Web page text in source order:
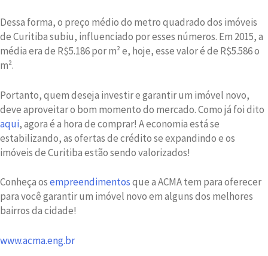
Dessa forma, o preço médio do metro quadrado dos imóveis
de Curitiba subiu, influenciado por esses números. Em 2015, a
média era de R$5.186 por m² e, hoje, esse valor é de R$5.586 o
m².
Portanto, quem deseja investir e garantir um imóvel novo,
deve aproveitar o bom momento do mercado. Como já foi dito
aqui, agora é a hora de comprar! A economia está se
estabilizando, as ofertas de crédito se expandindo e os
imóveis de Curitiba estão sendo valorizados!
Conheça osempreendimentosque a ACMA tem para oferecer
para você garantir um imóvel novo em alguns dos melhores
bairros da cidade!
www.acma.eng.br